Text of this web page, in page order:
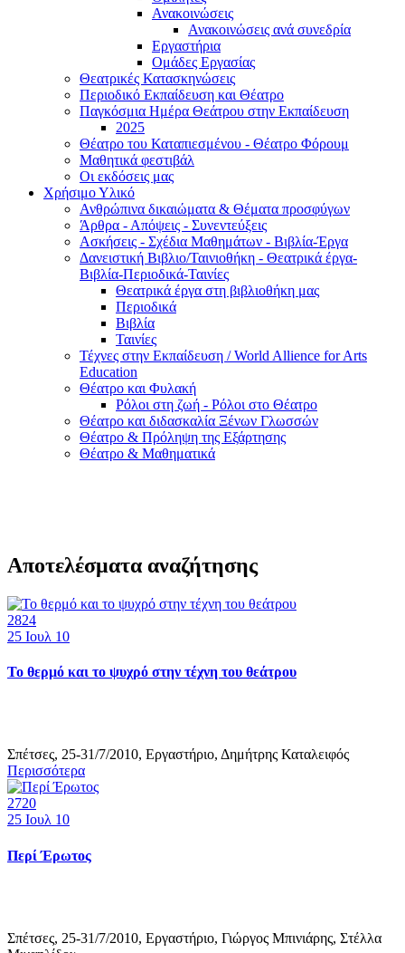
Ανακοινώσεις
Ανακοινώσεις ανά συνεδρία
Εργαστήρια
Ομάδες Εργασίας
Θεατρικές Κατασκηνώσεις
Περιοδικό Εκπαίδευση και Θέατρο
Παγκόσμια Ημέρα Θεάτρου στην Εκπαίδευση
2025
Θέατρο του Καταπιεσμένου - Θέατρο Φόρουμ
Μαθητικά φεστιβάλ
Οι εκδόσεις μας
Χρήσιμο Υλικό
Ανθρώπινα δικαιώματα & Θέματα προσφύγων
Άρθρα - Απόψεις - Συνεντεύξεις
Ασκήσεις - Σχέδια Μαθημάτων - Βιβλία-Έργα
Δανειστική Βιβλιο/Ταινιοθήκη - Θεατρικά έργα-
Βιβλία-Περιοδικά-Ταινίες
Θεατρικά έργα στη βιβλιοθήκη μας
Περιοδικά
Βιβλία
Ταινίες
Τέχνες στην Εκπαίδευση / World Allience for Arts
Education
Θέατρο και Φυλακή
Ρόλοι στη ζωή - Ρόλοι στο Θέατρο
Θέατρο και διδασκαλία Ξένων Γλωσσών
Θέατρο & Πρόληψη της Εξάρτησης
Θέατρο & Μαθηματικά
Αποτελέσματα αναζήτησης
2824
25 Ιουλ 10
Το θερμό και το ψυχρό στην τέχνη του θεάτρου
Σπέτσες, 25-31/7/2010, Εργαστήριο, Δημήτρης Καταλειφός
Περισσότερα
2720
25 Ιουλ 10
Περί Έρωτος
Σπέτσες, 25-31/7/2010, Εργαστήριο, Γιώργος Μπινιάρης, Στέλλα